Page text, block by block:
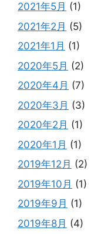
2021年5月 (1)
2021年2月 (5)
2021年1月 (1)
2020年5月 (2)
2020年4月 (7)
2020年3月 (3)
2020年2月 (1)
2020年1月 (1)
2019年12月 (2)
2019年10月 (1)
2019年9月 (1)
2019年8月 (4)